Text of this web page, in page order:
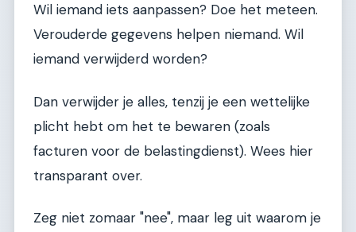
Wil iemand iets aanpassen? Doe het meteen.
Verouderde gegevens helpen niemand. Wil
iemand verwijderd worden?
Dan verwijder je alles, tenzij je een wettelijke
plicht hebt om het te bewaren (zoals
facturen voor de belastingdienst). Wees hier
transparant over.
Zeg niet zomaar "nee", maar leg uit waarom je